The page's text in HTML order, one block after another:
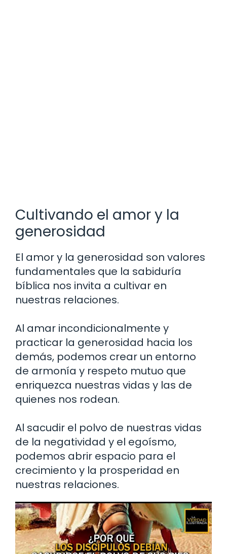
Cultivando el amor y la
generosidad
El amor y la generosidad son valores
fundamentales que la sabiduría
bíblica nos invita a cultivar en
nuestras relaciones.
Al amar incondicionalmente y
practicar la generosidad hacia los
demás, podemos crear un entorno
de armonía y respeto mutuo que
enriquezca nuestras vidas y las de
quienes nos rodean.
Al sacudir el polvo de nuestras vidas
de la negatividad y el egoísmo,
podemos abrir espacio para el
crecimiento y la prosperidad en
nuestras relaciones.